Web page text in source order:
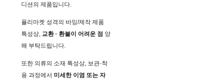
디션의 제품입니다.
플리마켓 성격의 바잉/제작 제품
특성상, 교환 · 환불이 어려운 점 양
해 부탁드립니다.
또한 의류의 소재 특성상, 보관·착
용 과정에서 미세한 이염 또는 자